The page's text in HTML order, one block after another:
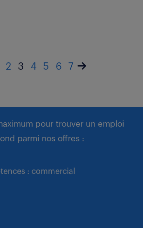
2 3 4 5 6 7
pour trouver un emploi
parmi nos offres :
: commercial